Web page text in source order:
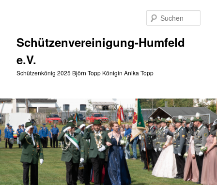
Schützenvereinigung-Humfeld
e.V.
Schützenkönig 2025 Björn Topp Königin Anika Topp